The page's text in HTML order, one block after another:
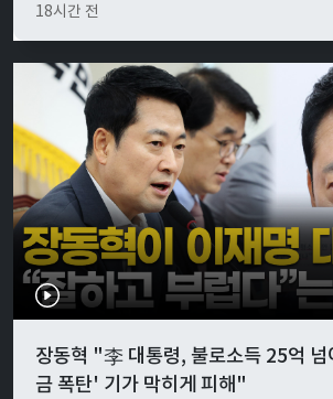
18시간 전
장동혁 "李 대통령, 불로소득 25억
금 폭탄' 기가 막히게 피해"